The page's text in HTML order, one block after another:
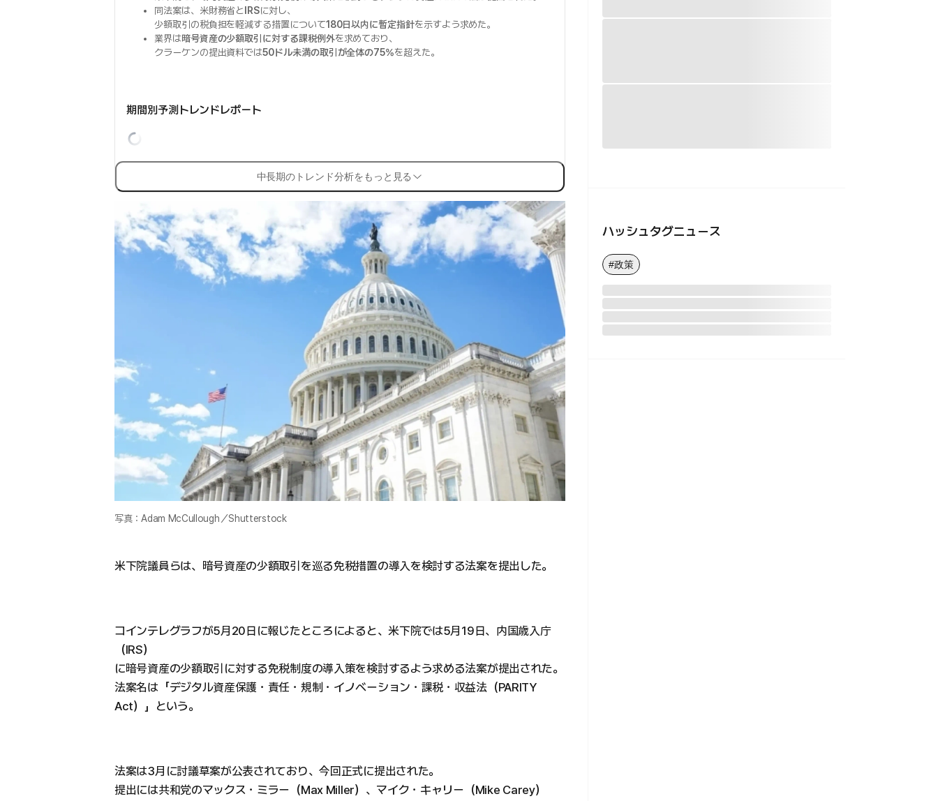
同法案は、米財務省と IRSに対し、
少額取引の税負担を軽減する措置について180日以内に暫定指針を示すよう求めた。
業界は暗号資産の少額取引に対する課税例外を求めており、
クラーケンの提出資料では50ドル未満の取引が全体の75%を超えた。
期間別予測トレンドレポート
中長期のトレンド分析をもっと見る
写真：Adam McCullough／Shutterstock
米下院議員らは、暗号資産の少額取引を巡る免税措置の導入を検討する法案を提出した。
コインテレグラフが5月20日に報じたところによると、米下院では5月19日、内国歳入庁
（IRS）
に暗号資産の少額取引に対する免税制度の導入策を検討するよう求める法案が提出された。
法案名は「デジタル資産保護・責任・規制・イノベーション・課税・収益法（PARITY
Act）」という。
法案は3月に討議草案が公表されており、今回正式に提出された。
提出には共和党のマックス・ミラー（Max Miller）、マイク・キャリー（Mike Carey）
ハッシュタグニュース
#政策